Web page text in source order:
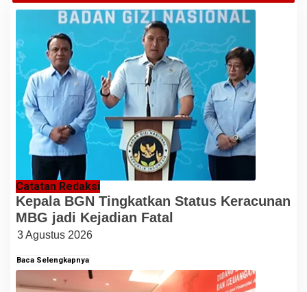
Catatan Redaksi
Kepala BGN Tingkatkan Status Keracunan
MBG jadi Kejadian Fatal
3 Agustus 2026
Baca Selengkapnya